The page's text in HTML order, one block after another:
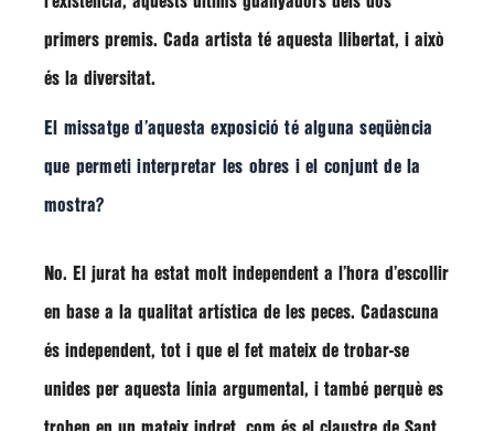
primers premis. Cada artista té aquesta llibertat, i això
és la diversitat.
El missatge d’aquesta exposició té alguna seqüència
que permeti interpretar les obres i el conjunt de la
mostra?
No. El jurat ha estat molt independent a l’hora d’escollir
en base a la qualitat artística de les peces. Cadascuna
és independent, tot i que el fet mateix de trobar-se
unides per aquesta línia argumental, i també perquè es